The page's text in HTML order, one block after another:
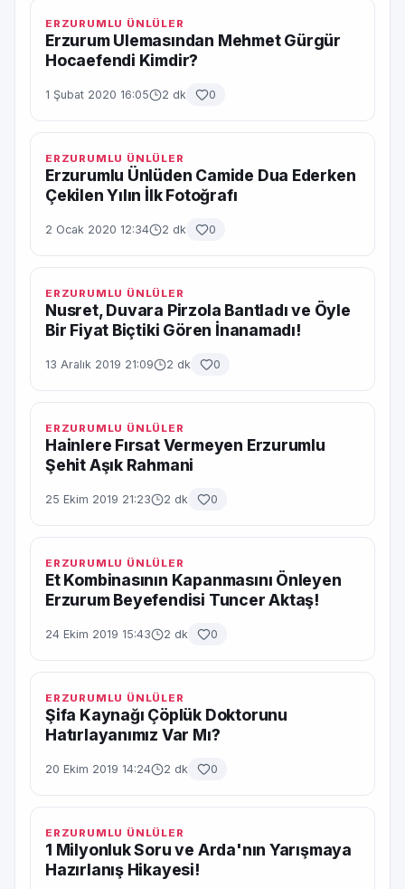
ERZURUMLU ÜNLÜLER
Erzurum Ulemasından Mehmet Gürgür
Hocaefendi Kimdir?
1 Şubat 2020 16:05 2 dk 0
ERZURUMLU ÜNLÜLER
Erzurumlu Ünlüden Camide Dua Ederken
Çekilen Yılın İlk Fotoğrafı
2 Ocak 2020 12:34 2 dk 0
ERZURUMLU ÜNLÜLER
Nusret, Duvara Pirzola Bantladı ve Öyle
Bir Fiyat Biçtiki Gören İnanamadı!
13 Aralık 2019 21:09 2 dk 0
ERZURUMLU ÜNLÜLER
Hainlere Fırsat Vermeyen Erzurumlu
Şehit Aşık Rahmani
25 Ekim 2019 21:23 2 dk 0
ERZURUMLU ÜNLÜLER
Et Kombinasının Kapanmasını Önleyen
Erzurum Beyefendisi Tuncer Aktaş!
24 Ekim 2019 15:43 2 dk 0
ERZURUMLU ÜNLÜLER
Şifa Kaynağı Çöplük Doktorunu
Hatırlayanımız Var Mı?
20 Ekim 2019 14:24 2 dk 0
ERZURUMLU ÜNLÜLER
1 Milyonluk Soru ve Arda'nın Yarışmaya
Hazırlanış Hikayesi!